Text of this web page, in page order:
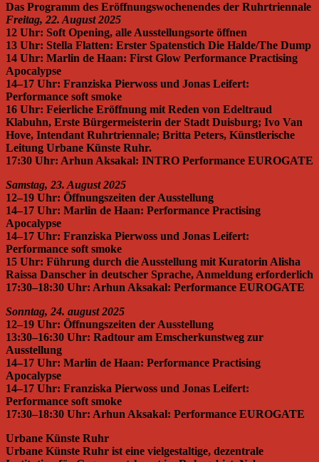
Das Programm des Eröffnungswochenendes der Ruhrtriennale
Freitag, 22. August 2025
12 Uhr: Soft Opening, alle Ausstellungsorte öffnen
13 Uhr: Stella Flatten: Erster Spatenstich Die Halde/The Dump
14 Uhr: Marlin de Haan: First Glow Performance Practising
Apocalypse
14–17 Uhr: Franziska Pierwoss und Jonas Leifert:
Performance soft smoke
16 Uhr: Feierliche Eröffnung mit Reden von Edeltraud
Klabuhn, Erste Bürgermeisterin der Stadt Duisburg; Ivo Van
Hove, Intendant Ruhrtriennale; Britta Peters, Künstlerische
Leitung Urbane Künste Ruhr.
17:30 Uhr: Arhun Aksakal: INTRO Performance EUROGATE
Samstag, 23. August 2025
12–19 Uhr: Öffnungszeiten der Ausstellung
14–17 Uhr: Marlin de Haan: Performance Practising
Apocalypse
14–17 Uhr: Franziska Pierwoss und Jonas Leifert:
Performance soft smoke
15 Uhr: Führung durch die Ausstellung mit Kuratorin Alisha
Raissa Danscher in deutscher Sprache, Anmeldung erforderlich
17:30–18:30 Uhr: Arhun Aksakal: Performance EUROGATE
Sonntag, 24. august 2025
12–19 Uhr: Öffnungszeiten der Ausstellung
13:30–16:30 Uhr: Radtour am Emscherkunstweg zur
Ausstellung
14–17 Uhr: Marlin de Haan: Performance Practising
Apocalypse
14–17 Uhr: Franziska Pierwoss und Jonas Leifert:
Performance soft smoke
17:30–18:30 Uhr: Arhun Aksakal: Performance EUROGATE
Urbane Künste Ruhr
Urbane Künste Ruhr ist eine vielgestaltige, dezentrale